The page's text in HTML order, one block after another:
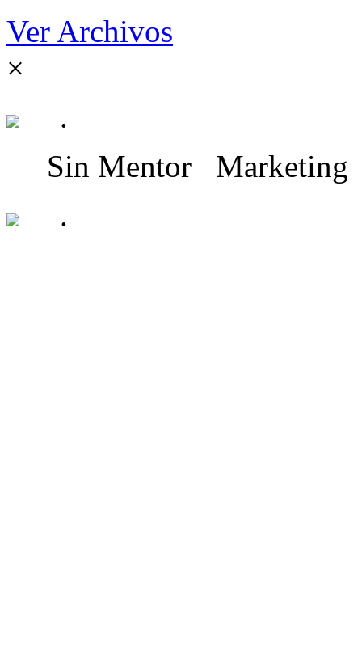
Ver Archivos
×
.
Sin Mentor Marketing
.